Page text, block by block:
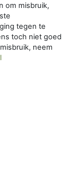
om misbruik,
tegen te
toch niet goed
neem